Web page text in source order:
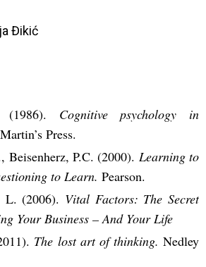
Đikić
Cognitive psychology in
Press.
Beisenherz, P.C. (2000). Learning to
to Learn. Pearson.
L. (2006). Vital Factors: The Secret
Your Business – And Your Life
The lost art of thinking. Nedley